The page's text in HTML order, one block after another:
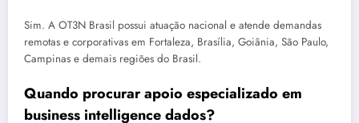
Sim. A OT3N Brasil possui atuação nacional e atende demandas
remotas e corporativas em Fortaleza, Brasília, Goiânia, São Paulo,
Campinas e demais regiões do Brasil.
Quando procurar apoio especializado em
business intelligence dados?